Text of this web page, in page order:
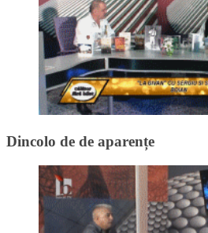
Dincolo de de aparențe